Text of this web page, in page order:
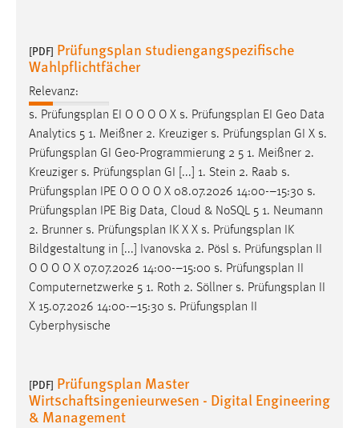
[PDF] Prüfungsplan studiengangspezifische
Wahlpflichtfächer
Relevanz:
s. Prüfungsplan EI O O O O X s. Prüfungsplan EI Geo Data
Analytics 5 1. Meißner 2. Kreuziger s. Prüfungsplan GI X s.
Prüfungsplan GI Geo-Programmierung 2 5 1. Meißner 2.
Kreuziger s. Prüfungsplan GI [...] 1. Stein 2. Raab s.
Prüfungsplan IPE O O O O X 08.07.2026 14:00-–15:30 s.
Prüfungsplan IPE Big Data, Cloud & NoSQL 5 1. Neumann
2. Brunner s. Prüfungsplan IK X X s. Prüfungsplan IK
Bildgestaltung in [...] Ivanovska 2. Pösl s. Prüfungsplan II
O O O O X 07.07.2026 14:00-–15:00 s. Prüfungsplan II
Computernetzwerke 5 1. Roth 2. Söllner s. Prüfungsplan II
X 15.07.2026 14:00-–15:30 s. Prüfungsplan II
Cyberphysische
[PDF] Prüfungsplan Master
Wirtschaftsingenieurwesen - Digital Engineering
& Management